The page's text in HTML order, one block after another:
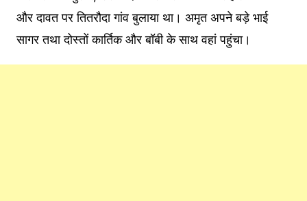
और दावत पर तितरौदा गांव बुलाया था। अमृत अपने बड़े भाई
सागर तथा दोस्तों कार्तिक और बॉबी के साथ वहां पहुंचा।